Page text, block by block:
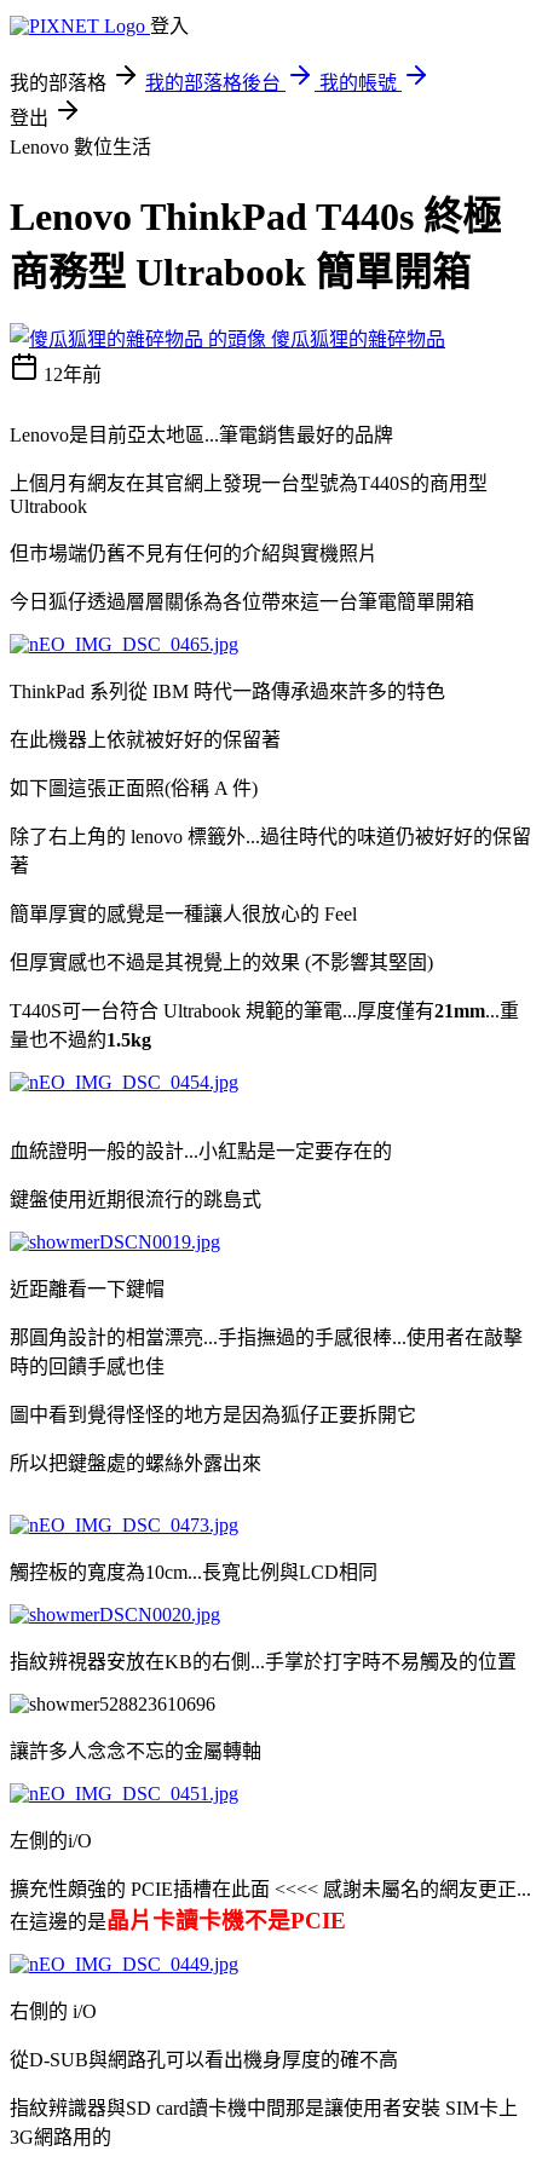
登入
我的部落格 我的部落格後台
我的帳號
登出
Lenovo 數位生活
Lenovo ThinkPad T440s 終極
商務型 Ultrabook 簡單開箱
傻瓜狐狸的雜碎物品
12年前
Lenovo是目前亞太地區...筆電銷售最好的品牌
上個月有網友在其官網上發現一台型號為T440S的商用型
Ultrabook
但市場端仍舊不見有任何的介紹與實機照片
今日狐仔透過層層關係為各位帶來這一台筆電簡單開箱
ThinkPad 系列從 IBM 時代一路傳承過來許多的特色
在此機器上依就被好好的保留著
如下圖這張正面照(俗稱 A 件)
除了右上角的 lenovo 標籤外...過往時代的味道仍被好好的保留
著
簡單厚實的感覺是一種讓人很放心的 Feel
但厚實感也不過是其視覺上的效果 (不影響其堅固)
T440S可一台符合 Ultrabook 規範的筆電...厚度僅有21mm...重
量也不過約1.5kg
血統證明一般的設計...小紅點是一定要存在的
鍵盤使用近期很流行的跳島式
近距離看一下鍵帽
那圓角設計的相當漂亮...手指撫過的手感很棒...使用者在敲擊
時的回饋手感也佳
圖中看到覺得怪怪的地方是因為狐仔正要拆開它
所以把鍵盤處的螺絲外露出來
觸控板的寬度為10cm...長寬比例與LCD相同
指紋辨視器安放在KB的右側...手掌於打字時不易觸及的位置
讓許多人念念不忘的金屬轉軸
左側的i/O
擴充性頗強的 PCIE插槽在此面 <<<< 感謝未屬名的網友更正...
在這邊的是晶片卡讀卡機不是PCIE
右側的 i/O
從D-SUB與網路孔可以看出機身厚度的確不高
指紋辨識器與SD card讀卡機中間那是讓使用者安裝 SIM卡上
3G網路用的